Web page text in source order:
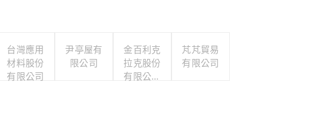
台灣應用
材料股份
有限公司
尹亭屋有
限公司
金百利克
拉克股份
有限公司
芃芃貿易
有限公司